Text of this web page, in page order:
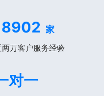
家
两万客户服务经验
对一